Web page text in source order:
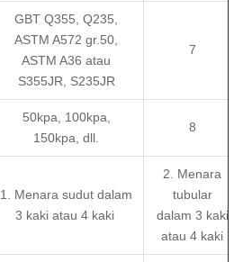
GBT Q355, Q235,
ASTM A572 gr.50,
ASTM A36 atau
S355JR, S235JR
7
50kpa, 100kpa,
150kpa, dll.
8
1. Menara sudut dalam
3 kaki atau 4 kaki
2. Menara
tubular
dalam 3 kaki
atau 4 kaki